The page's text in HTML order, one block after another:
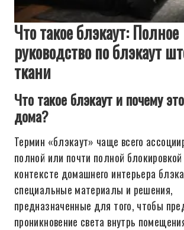
Что такое блэкаут: Полное
руководство по блэкаут
ткани
Что такое блэкаут и почему
дома?
Термин «блэкаут» чаще всего
полной или почти полной
контексте домашнего интерьера
специальные материалы и решения,
предназначенные для того, чтобы
проникновение света внутрь